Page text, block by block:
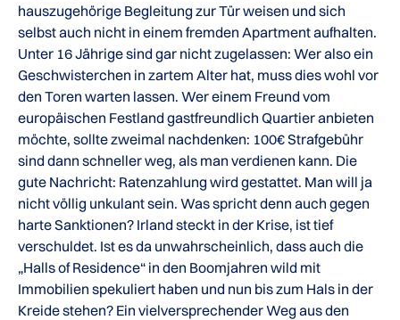
hauszugehörige Begleitung zur Tür weisen und sich
selbst auch nicht in einem fremden Apartment aufhalten.
Unter 16 Jährige sind gar nicht zugelassen: Wer also ein
Geschwisterchen in zartem Alter hat, muss dies wohl vor
den Toren warten lassen. Wer einem Freund vom
europäischen Festland gastfreundlich Quartier anbieten
möchte, sollte zweimal nachdenken: 100€ Strafgebühr
sind dann schneller weg, als man verdienen kann. Die
gute Nachricht: Ratenzahlung wird gestattet. Man will ja
nicht völlig unkulant sein. Was spricht denn auch gegen
harte Sanktionen? Irland steckt in der Krise, ist tief
verschuldet. Ist es da unwahrscheinlich, dass auch die
„Halls of Residence“ in den Boomjahren wild mit
Immobilien spekuliert haben und nun bis zum Hals in der
Kreide stehen? Ein vielversprechender Weg aus den